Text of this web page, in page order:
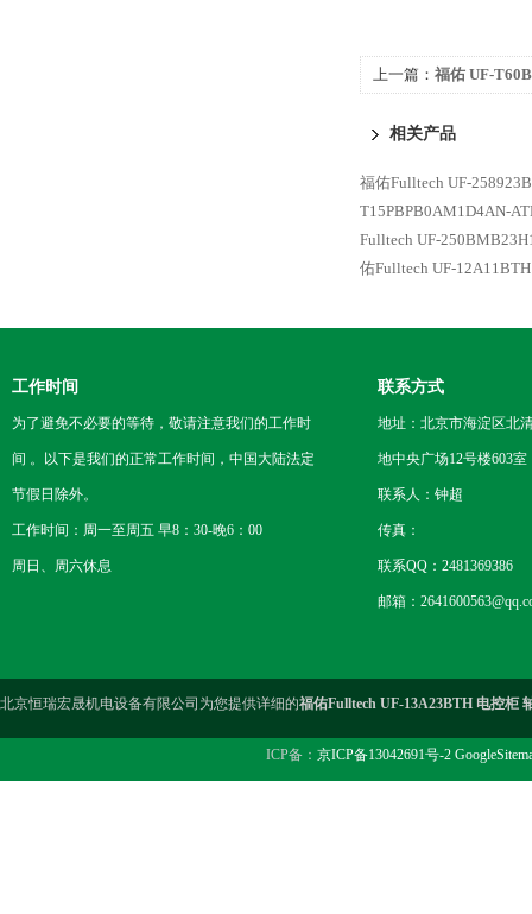
上一篇： 福佑 UF-
相关产品
福佑Fulltech UF-
T15PBPB0AM1D4AN-
Fulltech UF-
佑Fulltech UF-
工作时间
为了避免不必要的等待，敬请注意我们的工作时
间 。以下是我们的正常工作时间，中国大陆法定
节假日除外。
工作时间：周一至周五 早8：30-晚6：00
周日、周六休息
联系方式
地址：北京市海淀区北
地中央广场12号楼603室
联系人：钟超
传真：
联系QQ：2481369386
邮箱：
北京恒瑞宏晟机电设备有限公司为您提供详细的福佑Fulltech UF-13A23BTH 电控柜
ICP备： 京ICP备13042691号-2